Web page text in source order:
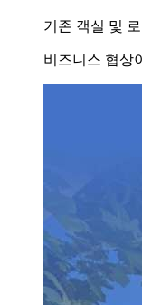
기존 객실 및
비즈니스 협상